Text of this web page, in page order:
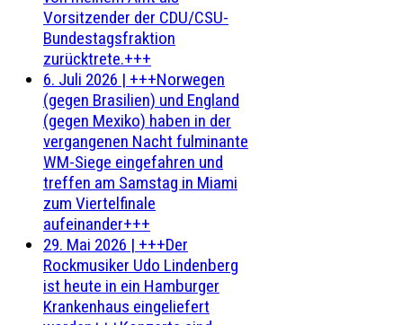
Vorsitzender der CDU/CSU-
Bundestagsfraktion
zurücktrete.+++
6. Juli 2026 | +++Norwegen
(gegen Brasilien) und England
(gegen Mexiko) haben in der
vergangenen Nacht fulminante
WM-Siege eingefahren und
treffen am Samstag in Miami
zum Viertelfinale
aufeinander+++
29. Mai 2026 | +++Der
Rockmusiker Udo Lindenberg
ist heute in ein Hamburger
Krankenhaus eingeliefert